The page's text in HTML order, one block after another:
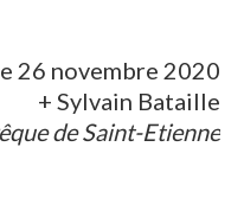
26 novembre 2020
+ Sylvain Bataille
de Saint-Etienne